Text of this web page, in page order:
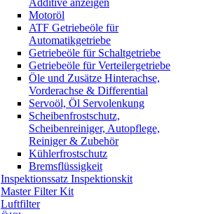
Motoröl
ATF Getriebeöle für
Automatikgetriebe
Getriebeöle für Schaltgetriebe
Getriebeöle für Verteilergetriebe
Öle und Zusätze Hinterachse,
Vorderachse & Differential
Servoöl, Öl Servolenkung
Scheibenfrostschutz,
Scheibenreiniger, Autopflege,
Reiniger & Zubehör
Kühlerfrostschutz
Bremsflüssigkeit
Inspektionssatz Inspektionskit
Master Filter Kit
Luftfilter